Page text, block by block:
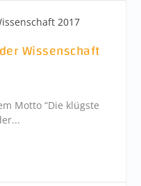
Wissenschaft
Motto “Die klügste